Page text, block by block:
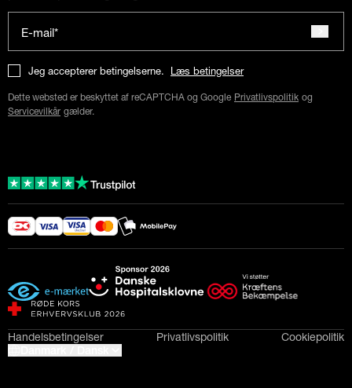
E-mail*
Jeg accepterer betingelserne. Læs betingelser
Dette websted er beskyttet af reCAPTCHA og Google Privatlivspolitik og
Servicevilkår gælder.
Handelsbetingelser Privatlivspolitik Cookiepolitik